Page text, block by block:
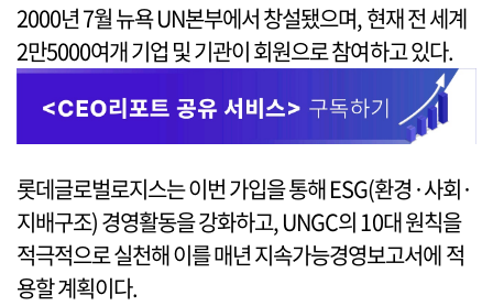
2000년 7월 뉴욕 UN본부에서 창설됐으며, 현재 전 세계
2만5000여개 기업 및 기관이 회원으로 참여하고 있다.
롯데글로벌로지스는 이번 가입을 통해 ESG(환경·사회·
지배구조) 경영활동을 강화하고, UNGC의 10대 원칙을
적극적으로 실천해 이를 매년 지속가능경영보고서에 적
용할 계획이다.